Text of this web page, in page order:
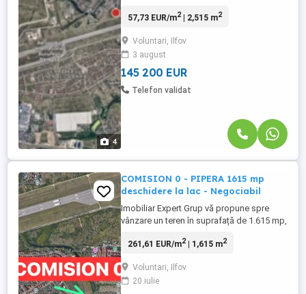
4
este de 120000 eur+TVA. Vă propunem
0% comision, un teren intravilan construibil
situat în Voluntari, pe strada Matei Corvin
nr. 19, într-o ...
57,73 EUR/m2| 2,515 m2
Voluntari, Ilfov
3 august
145 200 EUR
Telefon validat
COMISION 0 - PIPERA 1615 mp
deschidere la lac - Negociabil
Imobiliar Expert Grup vă propune spre
vânzare un teren în suprafață de 1.615 mp,
cartierul Henri Coanda, o zonă aflată în
investiții rezidențiale, cât și pentru
dezvoltări mixte de mici dimensiuni.
261,61 EUR/m2| 1,615 m2
Voluntari, Ilfov
20 iulie